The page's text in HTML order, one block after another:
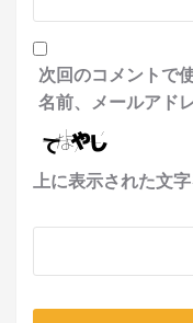
次回のコメントで
名前、メールアド
上に表示された文